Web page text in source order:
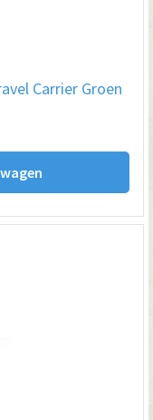
Carrier Groen